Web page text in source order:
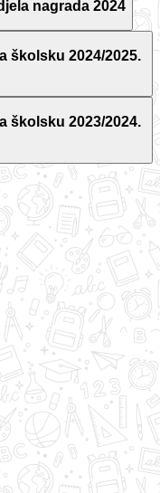
nagrada 2024
školsku 2024/2025.
školsku 2023/2024.